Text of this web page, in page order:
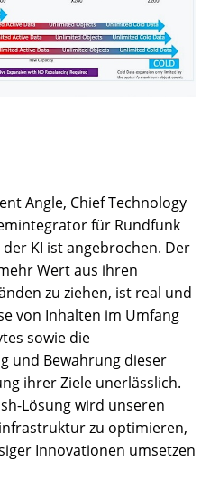
Angle, Chief Technology
für Rundfunk
KI ist angebrochen. Der
Wert aus ihren
zu ziehen, ist real und
von Inhalten im Umfang
sowie die
und Bewahrung dieser
ihrer Ziele unerlässlich.
Lösung wird unseren
zu optimieren,
Innovationen umsetzen